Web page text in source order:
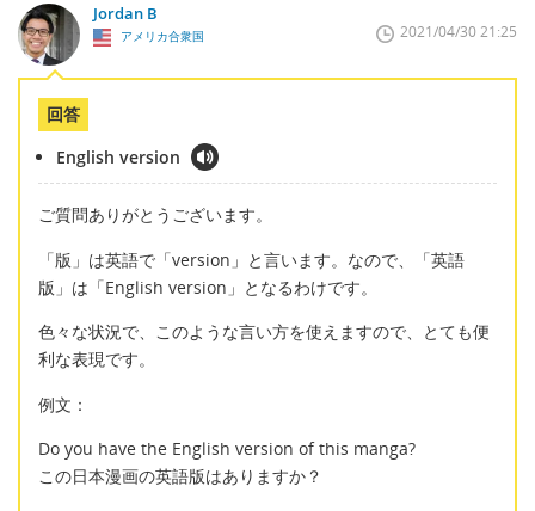
Jordan B
アメリカ合衆国 2021/04/30 21:25
回答
English version
ご質問ありがとうございます。
「版」は英語で「version」と言います。なので、「英語
版」は「English version」となるわけです。
色々な状況で、このような言い方を使えますので、とても便
利な表現です。
例文：
Do you have the English version of this manga?
この日本漫画の英語版はありますか？